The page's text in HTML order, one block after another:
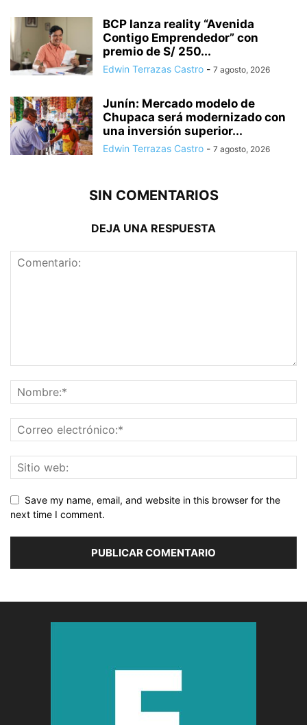
BCP lanza reality “Avenida
Contigo Emprendedor” con
premio de S/ 250...
Edwin Terrazas Castro - 7 agosto, 2026
Junín: Mercado modelo de
Chupaca será modernizado con
una inversión superior...
Edwin Terrazas Castro - 7 agosto, 2026
SIN COMENTARIOS
DEJA UNA RESPUESTA
Save my name, email, and website in this browser for the
next time I comment.